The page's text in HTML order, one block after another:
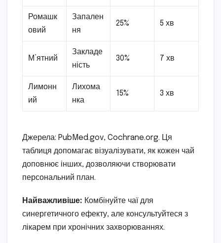
Ромашк
овий
Запален
ня
25% 5 хв
М’ятний
Закладе
ність
30% 7 хв
Лимонн
ий
Лихома
нка
15% 3 хв
Джерела: PubMed.gov, Cochrane.org. Ця
таблиця допомагає візуалізувати, як кожен чай
доповнює інших, дозволяючи створювати
персональний план.
Найважливіше: Комбінуйте чаї для
синергетичного ефекту, але консультуйтеся з
лікарем при хронічних захворюваннях.